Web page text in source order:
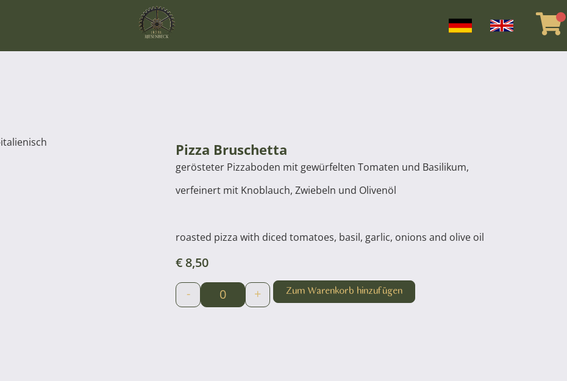
Pizza Bruschetta
gerösteter Pizzaboden mit gewürfelten Tomaten und Basilikum,
verfeinert mit Knoblauch, Zwiebeln und Olivenöl
roasted pizza with diced tomatoes, basil, garlic, onions and olive oil
€ 8,50
-
+ Zum Warenkorb hinzufügen